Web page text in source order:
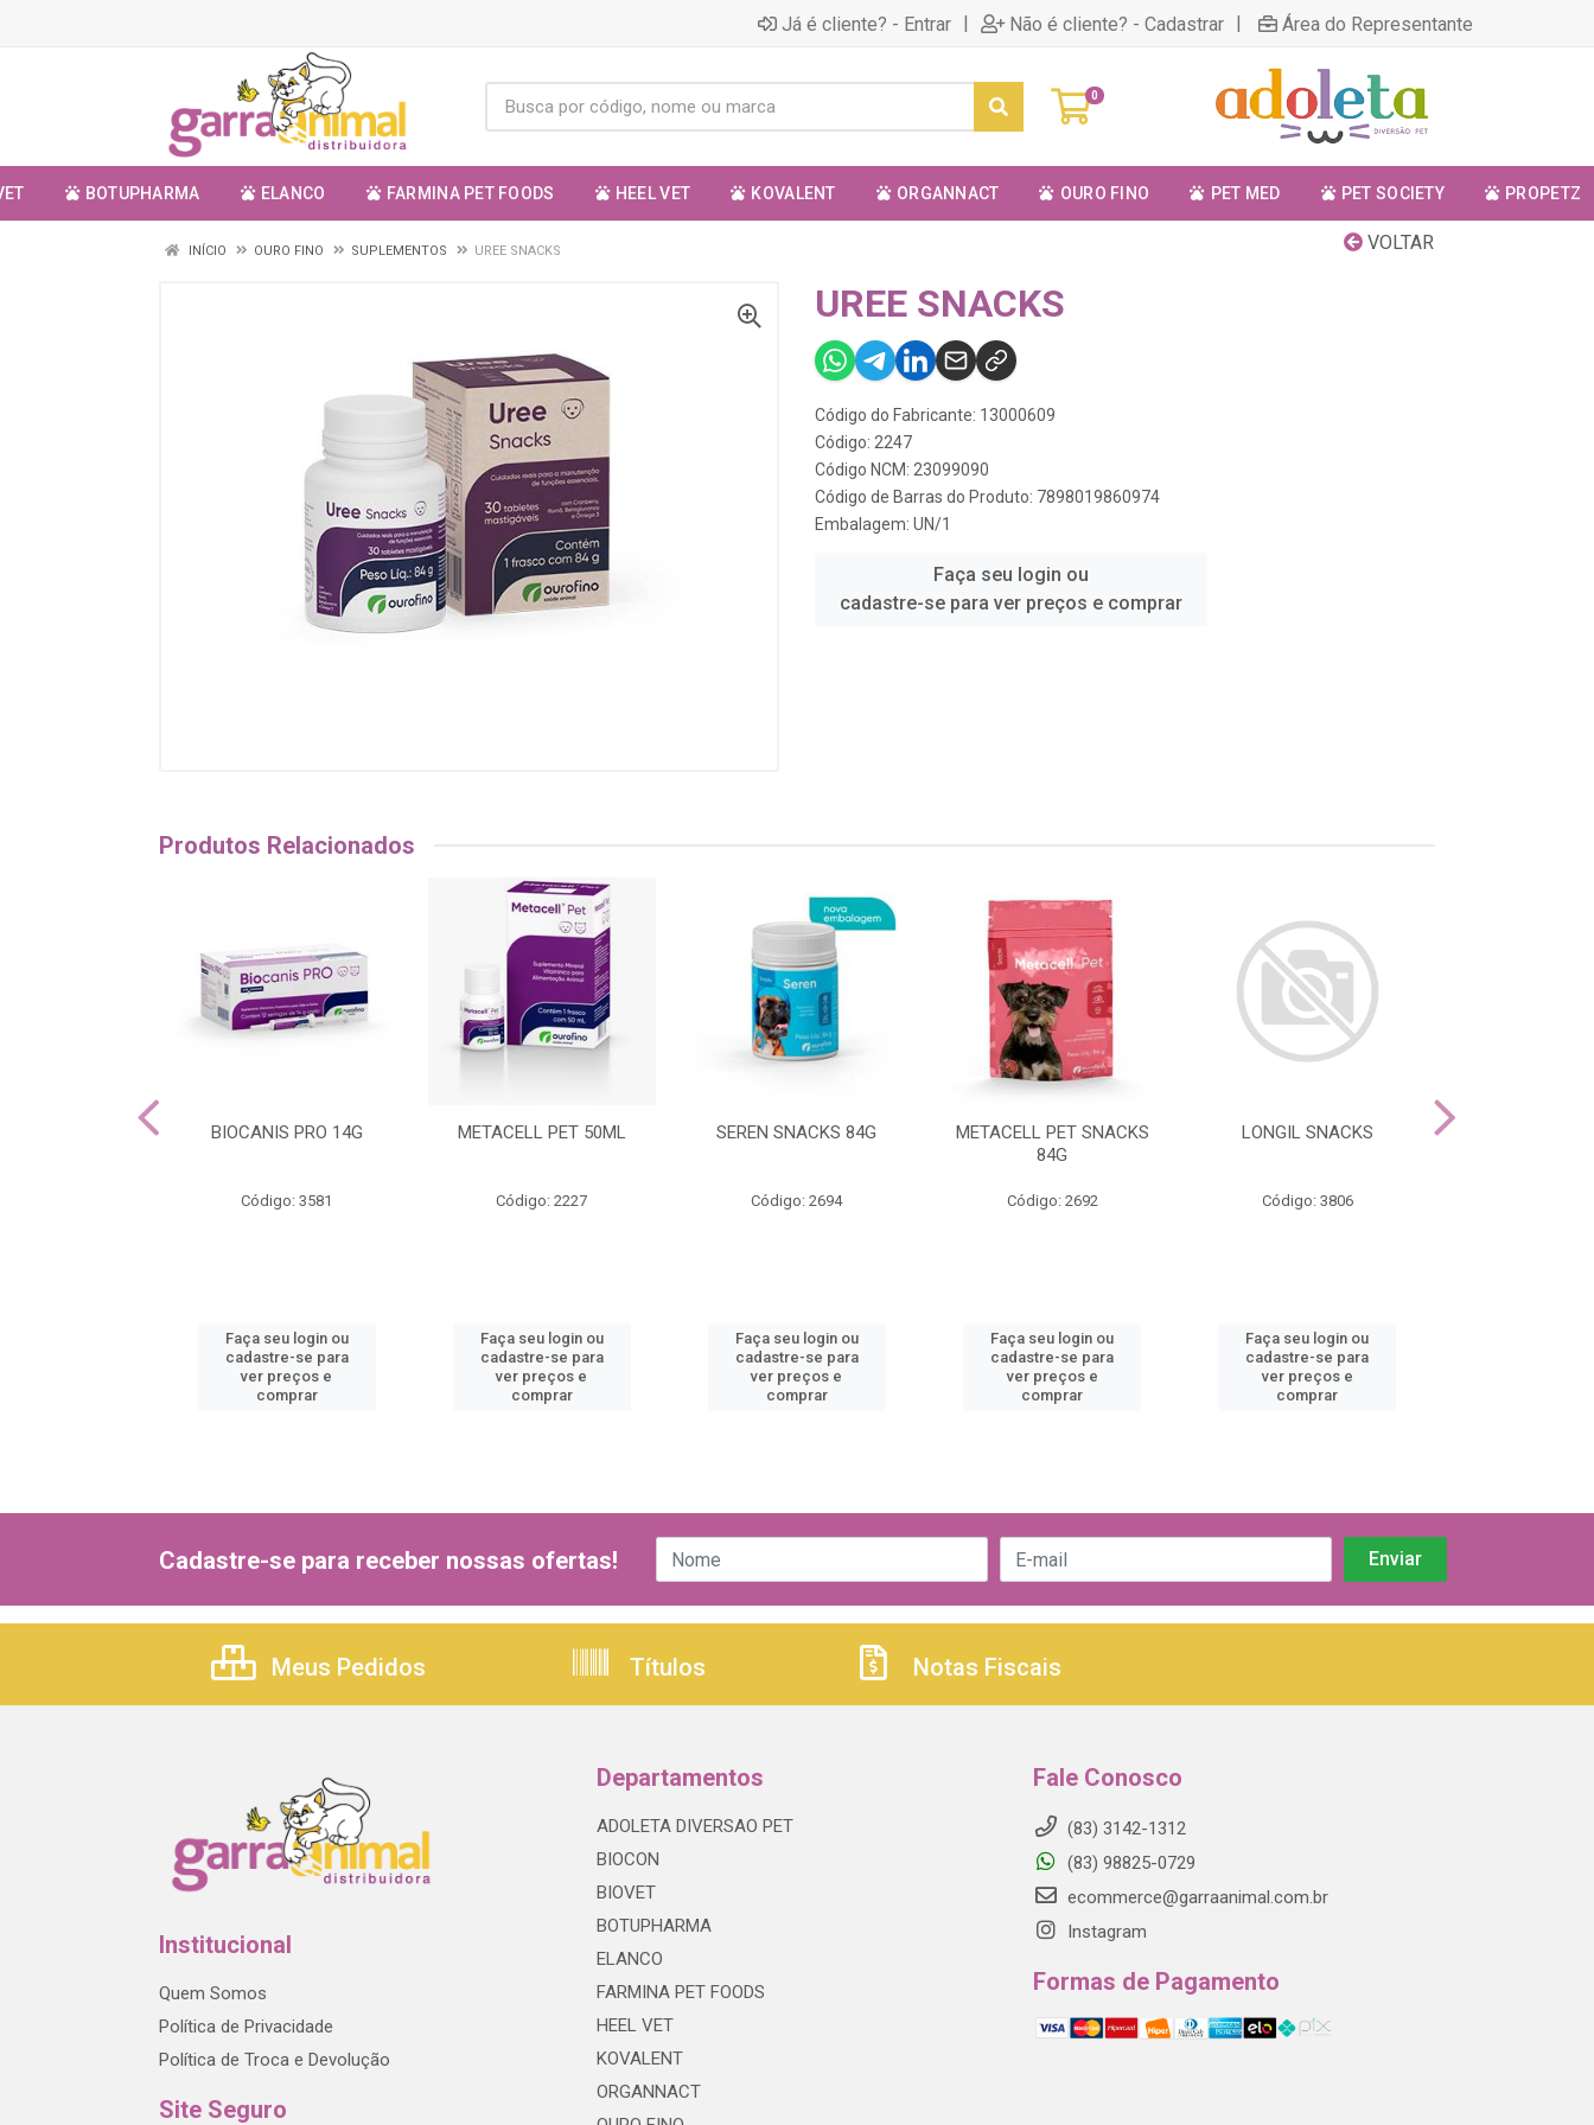
Já é cliente? - Entrar | Não é cliente? - Cadastrar | Área do Representante
0
BOTUPHARMA ELANCO FARMINA PET FOODS HEEL VET KOVALENT ORGANNACT OURO FINO PET MED PET SOCIETY PROPETZ
VOLTAR
INÍCIO OURO FINO SUPLEMENTOS UREE SNACKS
UREE SNACKS
Código do Fabricante: 13000609
Código: 2247
Código NCM: 23099090
Código de Barras do Produto: 7898019860974
Embalagem: UN/1
Faça seu login ou
cadastre-se para ver preços e comprar
Produtos Relacionados
BIOCANIS PRO 14G
Código: 3581
Faça seu login ou
cadastre-se para
ver preços e
comprar
METACELL PET 50ML
Código: 2227
Faça seu login ou
cadastre-se para
ver preços e
comprar
SEREN SNACKS 84G
Código: 2694
Faça seu login ou
cadastre-se para
ver preços e
comprar
METACELL PET SNACKS
84G
Código: 2692
Faça seu login ou
cadastre-se para
ver preços e
comprar
LONGIL SNACKS
Código: 3806
Faça seu login ou
cadastre-se para
ver preços e
comprar
Cadastre-se para receber nossas ofertas!
Meus Pedidos Títulos Notas Fiscais
Institucional
Quem Somos
Política de Privacidade
Política de Troca e Devolução
Site Seguro
Departamentos
ADOLETA DIVERSAO PET
BIOCON
BIOVET
BOTUPHARMA
ELANCO
FARMINA PET FOODS
HEEL VET
KOVALENT
ORGANNACT
Fale Conosco
(83) 3142-1312
(83) 98825-0729
ecommerce@garraanimal.com.br
Instagram
Formas de Pagamento